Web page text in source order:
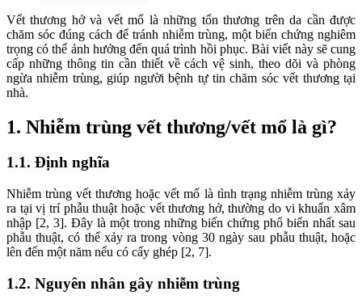
Vết thương hở và vết mổ là những tổn thương trên da cần được
chăm sóc đúng cách để tránh nhiễm trùng, một biến chứng nghiêm
trọng có thể ảnh hưởng đến quá trình hồi phục. Bài viết này sẽ cung
cấp những thông tin cần thiết về cách vệ sinh, theo dõi và phòng
ngừa nhiễm trùng, giúp người bệnh tự tin chăm sóc vết thương tại
nhà.
1. Nhiễm trùng vết thương/vết mổ là gì?
1.1. Định nghĩa
Nhiễm trùng vết thương hoặc vết mổ là tình trạng nhiễm trùng xảy
ra tại vị trí phẫu thuật hoặc vết thương hở, thường do vi khuẩn xâm
nhập [2, 3]. Đây là một trong những biến chứng phổ biến nhất sau
phẫu thuật, có thể xảy ra trong vòng 30 ngày sau phẫu thuật, hoặc
lên đến một năm nếu có cấy ghép [2, 7].
1.2. Nguyên nhân gây nhiễm trùng